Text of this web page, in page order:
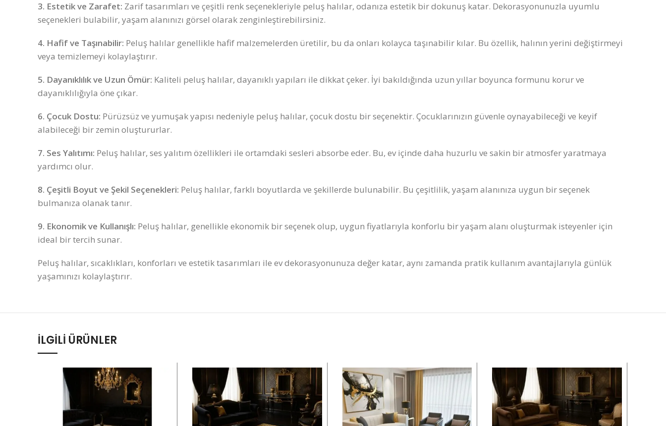
3. Estetik ve Zarafet: Zarif tasarımları ve çeşitli renk seçenekleriyle peluş halılar, odanıza estetik bir dokunuş katar. Dekorasyonunuzla uyumlu
seçenekleri bulabilir, yaşam alanınızı görsel olarak zenginleştirebilirsiniz.
4. Hafif ve Taşınabilir: Peluş halılar genellikle hafif malzemelerden üretilir, bu da onları kolayca taşınabilir kılar. Bu özellik, halının yerini değiştirmeyi
veya temizlemeyi kolaylaştırır.
5. Dayanıklılık ve Uzun Ömür: Kaliteli peluş halılar, dayanıklı yapıları ile dikkat çeker. İyi bakıldığında uzun yıllar boyunca formunu korur ve
dayanıklılığıyla öne çıkar.
6. Çocuk Dostu: Pürüzsüz ve yumuşak yapısı nedeniyle peluş halılar, çocuk dostu bir seçenektir. Çocuklarınızın güvenle oynayabileceği ve keyif
alabileceği bir zemin oluştururlar.
7. Ses Yalıtımı: Peluş halılar, ses yalıtım özellikleri ile ortamdaki sesleri absorbe eder. Bu, ev içinde daha huzurlu ve sakin bir atmosfer yaratmaya
yardımcı olur.
8. Çeşitli Boyut ve Şekil Seçenekleri: Peluş halılar, farklı boyutlarda ve şekillerde bulunabilir. Bu çeşitlilik, yaşam alanınıza uygun bir seçenek
bulmanıza olanak tanır.
9. Ekonomik ve Kullanışlı: Peluş halılar, genellikle ekonomik bir seçenek olup, uygun fiyatlarıyla konforlu bir yaşam alanı oluşturmak isteyenler için
ideal bir tercih sunar.
Peluş halılar, sıcaklıkları, konforları ve estetik tasarımları ile ev dekorasyonunuza değer katar, aynı zamanda pratik kullanım avantajlarıyla günlük
yaşamınızı kolaylaştırır.
İLGILI ÜRÜNLER